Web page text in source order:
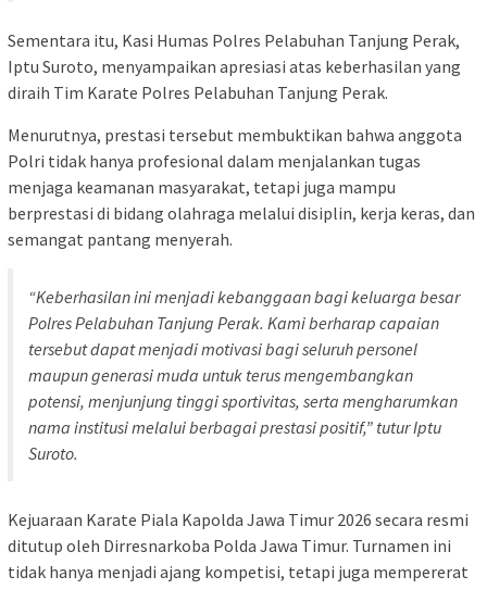
Sementara itu, Kasi Humas Polres Pelabuhan Tanjung Perak,
Iptu Suroto, menyampaikan apresiasi atas keberhasilan yang
diraih Tim Karate Polres Pelabuhan Tanjung Perak.
Menurutnya, prestasi tersebut membuktikan bahwa anggota
Polri tidak hanya profesional dalam menjalankan tugas
menjaga keamanan masyarakat, tetapi juga mampu
berprestasi di bidang olahraga melalui disiplin, kerja keras, dan
semangat pantang menyerah.
“Keberhasilan ini menjadi kebanggaan bagi keluarga besar
Polres Pelabuhan Tanjung Perak. Kami berharap capaian
tersebut dapat menjadi motivasi bagi seluruh personel
maupun generasi muda untuk terus mengembangkan
potensi, menjunjung tinggi sportivitas, serta mengharumkan
nama institusi melalui berbagai prestasi positif,” tutur Iptu
Suroto.
Kejuaraan Karate Piala Kapolda Jawa Timur 2026 secara resmi
ditutup oleh Dirresnarkoba Polda Jawa Timur. Turnamen ini
tidak hanya menjadi ajang kompetisi, tetapi juga mempererat